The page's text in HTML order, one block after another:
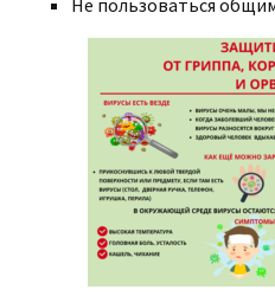
Не пользоваться